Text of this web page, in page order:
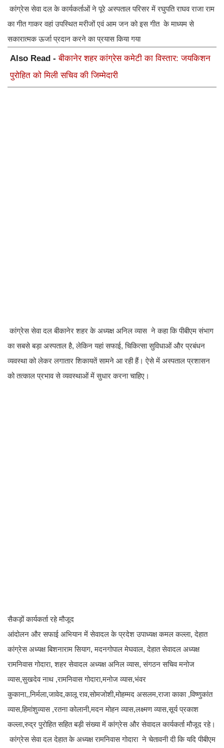
कांग्रेस सेवा दल के कार्यकर्ताओं ने पूरे अस्पताल परिसर में रघुपति राघव राजा राम
का गीत गाकर वहां उपस्थित मरीजों एवं आम जन को इस गीत के माध्यम से
सकारात्मक ऊर्जा प्रदान करने का प्रयास किया गया
Also Read -बीकानेर शहर कांग्रेस कमेटी का विस्तार: जयकिशन
पुरोहित को मिली सचिव की जिम्मेदारी
कांग्रेस सेवा दल बीकानेर शहर के अध्यक्ष अनिल व्यास ने कहा कि पीबीएम संभाग
का सबसे बड़ा अस्पताल है, लेकिन यहां सफाई, चिकित्सा सुविधाओं और प्रबंधन
व्यवस्था को लेकर लगातार शिकायतें सामने आ रही हैं। ऐसे में अस्पताल प्रशासन
को तत्काल प्रभाव से व्यवस्थाओं में सुधार करना चाहिए।
सैकड़ों कार्यकर्ता रहे मौजूद
आंदोलन और सफाई अभियान में सेवादल के प्रदेश उपाध्यक्ष कमल कल्ला, देहात
कांग्रेस अध्यक्ष बिशनाराम सियाग, मदनगोपाल मेघवाल, देहात सेवादल अध्यक्ष
रामनिवास गोदारा, शहर सेवादल अध्यक्ष अनिल व्यास, संगठन सचिव मनोज
व्यास,सुखदेव नाथ ,रामनिवास गोदारा,मनोज व्यास,भंवर
कुकाना,,निर्मला,जावेद,कालू राव,सोमजोशी,मोहम्मद असलम,राजा काका ,विष्णुकांत
व्यास,हिमांशुव्यास ,रतना कोलानी,मदन मोहन व्यास,लक्ष्मण व्यास,सूर्य प्रकाश
कल्ला,रुद्र पुरोहित सहित बड़ी संख्या में कांग्रेस और सेवादल कार्यकर्ता मौजूद रहे।
कांग्रेस सेवा दल देहात के अध्यक्ष रामनिवास गोदारा ने चेतावनी दी कि यदि पीबीएम